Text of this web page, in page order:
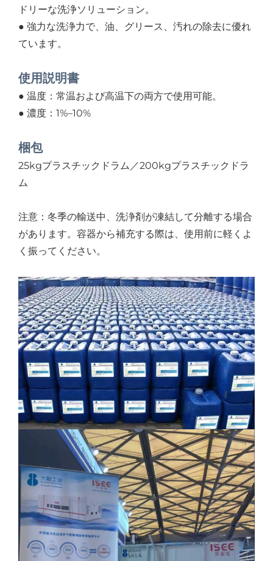
ドリーな洗浄ソリューション。
● 強力な洗浄力で、油、グリース、汚れの除去に優れ
ています。
使用説明書
● 温度：常温および高温下の両方で使用可能。
● 濃度：1%–10%
梱包
25kgプラスチックドラム／200kgプラスチックドラ
ム
注意：冬季の輸送中、洗浄剤が凍結して分離する場合
があります。容器から補充する際は、使用前に軽くよ
く振ってください。